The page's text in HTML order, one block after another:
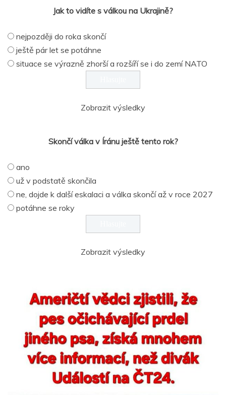
Jak to vidíte s válkou na Ukrajině?
nejpozději do roka skončí
ještě pár let se potáhne
situace se výrazně zhorší a rozšíří se i do zemí NATO
Zobrazit výsledky
Skončí válka v Íránu ještě tento rok?
ano
už v podstatě skončila
ne, dojde k další eskalaci a válka skončí až v roce 2027
potáhne se roky
Zobrazit výsledky